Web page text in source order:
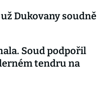
už Dukovany soudně
Soud podpořil
tendru na